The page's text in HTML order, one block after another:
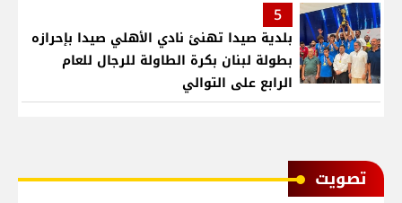
5
بلدية صيدا تهنئ نادي الأهلي صيدا بإحرازه
بطولة لبنان بكرة الطاولة للرجال للعام
الرابع على التوالي
ﺗﺼﻮﻳﺖ